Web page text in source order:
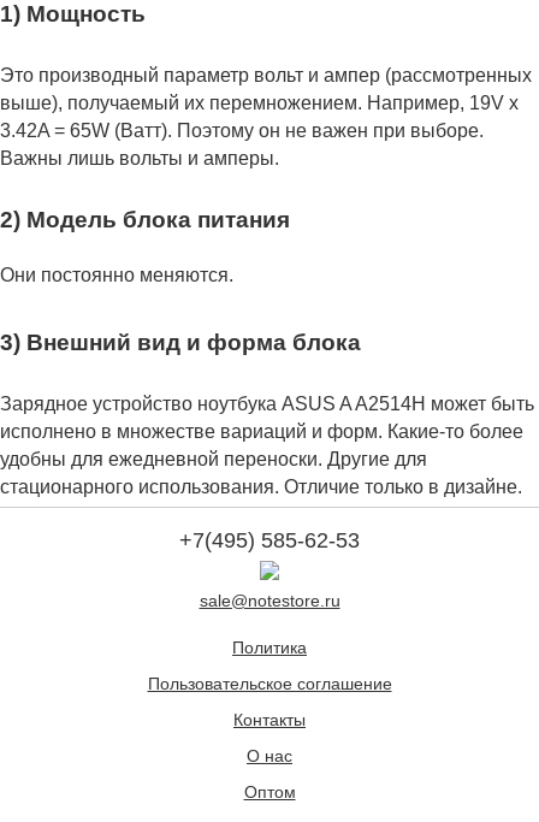
1) Мощность
Это производный параметр вольт и ампер (рассмотренных
выше), получаемый их перемножением. Например, 19V x
3.42A = 65W (Ватт). Поэтому он не важен при выборе.
Важны лишь вольты и амперы.
2) Модель блока питания
Они постоянно меняются.
3) Внешний вид и форма блока
Зарядное устройство ноутбука ASUS A A2514H может быть
исполнено в множестве вариаций и форм. Какие-то более
удобны для ежедневной переноски. Другие для
стационарного использования. Отличие только в дизайне.
+7(495) 585-62-53
sale@notestore.ru
Политика
Пользовательское соглашение
Контакты
О нас
Оптом